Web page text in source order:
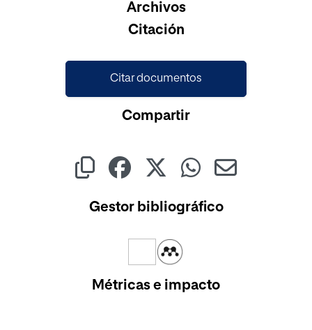
Archivos
Citación
Citar documentos
Compartir
Gestor bibliográfico
Métricas e impacto